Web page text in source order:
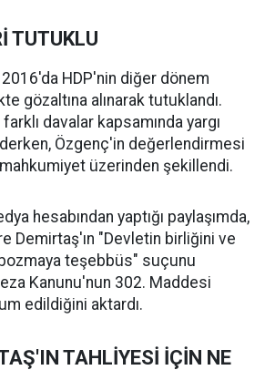
TUTUKLU
2016'da HDP'nin diğer dönem
gözaltına alınarak tutuklandı.
davalar kapsamında yargı
Özgenç'in değerlendirmesi
üzerinden şekillendi.
hesabından yaptığı paylaşımda,
Demirtaş'ın "Devletin birliğini ve
teşebbüs" suçunu
Kanunu'nun 302. Maddesi
edildiğini aktardı.
TAHLİYESİ İÇİN NE